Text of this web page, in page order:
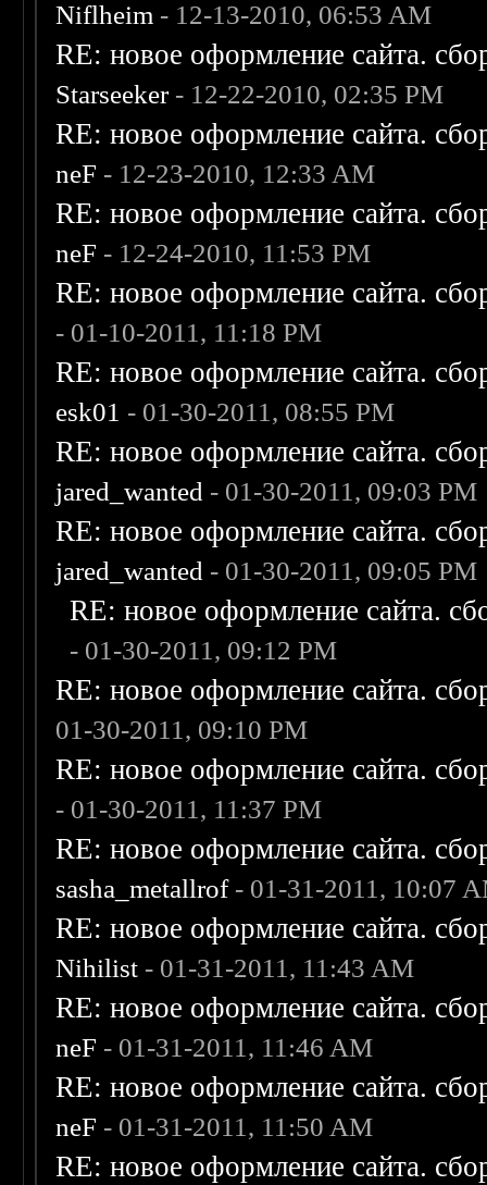
Niflheim - 12-13-2010, 06:53 AM
RE: новое оформление сайта.
Starseeker- 12-22-2010, 02:35 PM
RE: новое оформление сайта.
neF - 12-23-2010, 12:33 AM
RE: новое оформление сайта.
neF - 12-24-2010, 11:53 PM
RE: новое оформление сайта.
- 01-10-2011, 11:18 PM
RE: новое оформление сайта.
esk01 - 01-30-2011, 08:55 PM
RE: новое оформление сайта.
jared_wanted - 01-30-2011, 09:03 PM
RE: новое оформление сайта.
jared_wanted - 01-30-2011, 09:05 PM
RE: новое оформление сайта.
- 01-30-2011, 09:12 PM
RE: новое оформление сайта.
01-30-2011, 09:10 PM
RE: новое оформление сайта.
- 01-30-2011, 11:37 PM
RE: новое оформление сайта.
sasha_metallrof- 01-31-2011, 10:07
RE: новое оформление сайта.
Nihilist - 01-31-2011, 11:43 AM
RE: новое оформление сайта.
neF - 01-31-2011, 11:46 AM
RE: новое оформление сайта.
neF - 01-31-2011, 11:50 AM
RE: новое оформление сайта.